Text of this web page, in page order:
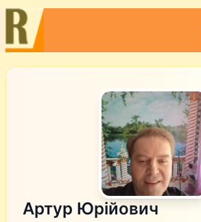
Артур Юрійович